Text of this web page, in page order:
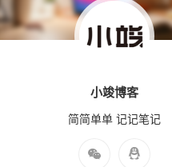
小竣博客
简简单单 记记笔记